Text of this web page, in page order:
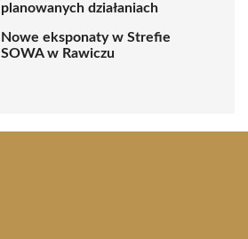
planowanych działaniach
Nowe eksponaty w Strefie
SOWA w Rawiczu